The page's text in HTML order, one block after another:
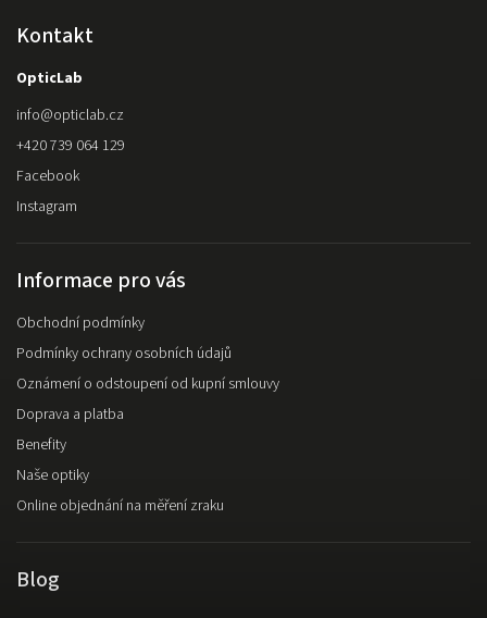
Kontakt
OpticLab
info@opticlab.cz
+420 739 064 129
Facebook
Instagram
Informace pro vás
Obchodní podmínky
Podmínky ochrany osobních údajů
Oznámení o odstoupení od kupní smlouvy
Doprava a platba
Benefity
Naše optiky
Online objednání na měření zraku
Blog